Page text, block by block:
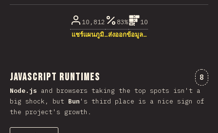
10,812 83%
10
แชร์แผนภูมิ…ส่งออกข้อมูล…
JavaScript Runtimes ควา
8
Node.js and browsers taking the top spots isn't a
big shock, but Bun 's third place is a nice sign of
the project's growth.